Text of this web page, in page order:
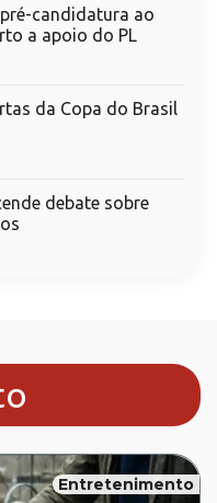
candidatura ao
a apoio do PL
da Copa do Brasil
debate sobre
Entretenimento